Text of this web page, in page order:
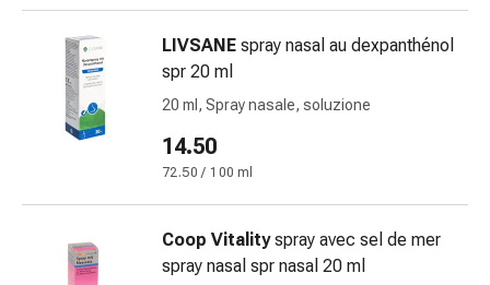
e
occhi
Disturbi
Cura
delle
orecchie
Infiammazione
degli
LIVSANE spray nasal au dexpanthénol
spr 20 ml
20 ml, Spray nasale, soluzione
14.50
72.50 / 100 ml
Coop Vitality spray avec sel de mer
spray nasal spr nasal 20 ml